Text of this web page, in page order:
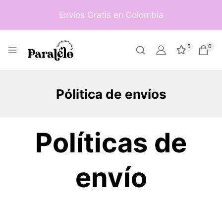
Envíos Gratis en Colombia
5 0
Pólitica de envíos
Políticas de
envío